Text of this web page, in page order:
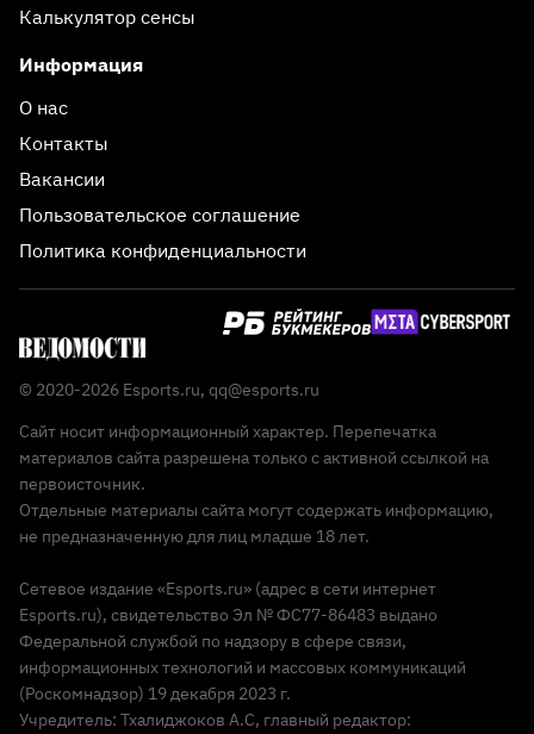
Калькулятор сенсы
Информация
О нас
Контакты
Вакансии
Пользовательское соглашение
Политика конфиденциальности
© 2020-2026 Esports.ru, qq@esports.ru
Сайт носит информационный характер. Перепечатка
материалов сайта разрешена только с активной ссылкой на
первоисточник.
Отдельные материалы сайта могут содержать информацию,
не предназначенную для лиц младше 18 лет.
Сетевое издание «Esports.ru» (адрес в сети интернет
Esports.ru), свидетельство Эл № ФС77-86483 выдано
Федеральной службой по надзору в сфере связи,
информационных технологий и массовых коммуникаций
(Роскомнадзор) 19 декабря 2023 г.
Учредитель: Тхалиджоков А.С, главный редактор: